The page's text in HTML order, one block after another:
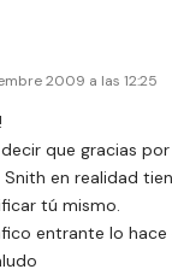
2009 a las 12:25
que gracias
en realidad
tú mismo.
entrante lo